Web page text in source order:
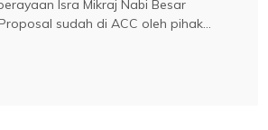
Isra Mikraj Nabi Besar
sudah di ACC oleh pihak...